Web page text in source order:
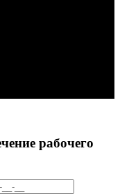
рабочего